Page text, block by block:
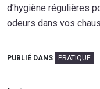
d’hygiène régulières
odeurs dans vos
PUBLIÉ DANS PRATIQUE